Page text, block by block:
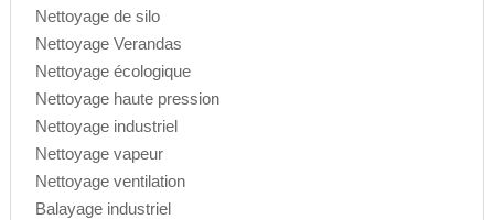
Nettoyage de silo
Nettoyage Verandas
Nettoyage écologique
Nettoyage haute pression
Nettoyage industriel
Nettoyage vapeur
Nettoyage ventilation
Balayage industriel